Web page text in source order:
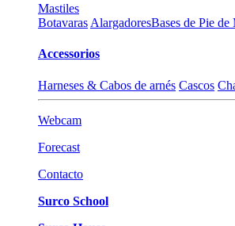
Mastiles
Botavaras AlargadoresBases de Pie de
Accessorios
Harneses & Cabos de arnés Cascos
Webcam
Forecast
Contacto
Surco School